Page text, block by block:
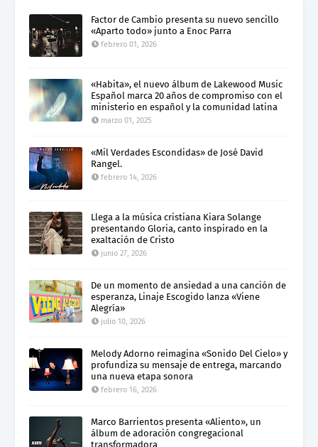
Factor de Cambio presenta su nuevo sencillo
«Aparto todo» junto a Enoc Parra
febrero 01, 2026
«Habita», el nuevo álbum de Lakewood Music
Español marca 20 años de compromiso con el
ministerio en español y la comunidad latina
marzo 01, 2025
«Mil Verdades Escondidas» de José David
Rangel.
febrero 14, 2026
Llega a la música cristiana Kiara Solange
presentando Gloria, canto inspirado en la
exaltación de Cristo
junio 27, 2026
De un momento de ansiedad a una canción de
esperanza, Linaje Escogido lanza «Viene
Alegría»
julio 10, 2026
Melody Adorno reimagina «Sonido Del Cielo» y
profundiza su mensaje de entrega, marcando
una nueva etapa sonora
febrero 16, 2026
Marco Barrientos presenta «Aliento», un
álbum de adoración congregacional
transformadora